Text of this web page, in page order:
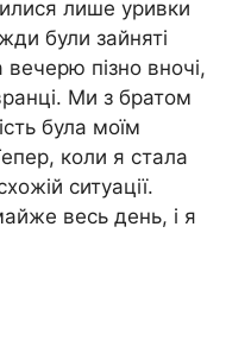
лише уривки
були зайняті
пізно вночі,
Ми з братом
була моїм
коли я стала
ситуації.
весь день, і я